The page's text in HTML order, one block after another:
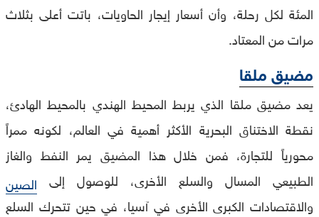
المئة لكل رحلة، وأن أسعار إيجار الحاويات، باتت أعلى بثلاث
مرات من المعتاد.
مضيق ملقا
يعد مضيق ملقا الذي يربط المحيط الهندي بالمحيط الهادئ،
نقطة الاختناق البحرية الأكثر أهمية في العالم، لكونه ممراً
محورياً للتجارة، فمن خلال هذا المضيق يمر النفط والغاز
الطبيعي المسال والسلع الأخرى، للوصول إلى الصين
والاقتصادات الكبرى الأخرى في آسيا، في حين تتحرك السلع